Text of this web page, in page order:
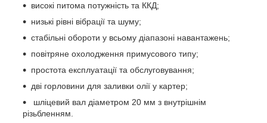
високі питома потужність та ККД;
низькі рівні вібрації та шуму;
стабільні обороти у всьому діапазоні навантажень;
повітряне охолодження примусового типу;
простота експлуатації та обслуговування;
дві горловини для заливки олії у картер;
шліцевий вал діаметром 20 мм з внутрішнім
різьбленням.